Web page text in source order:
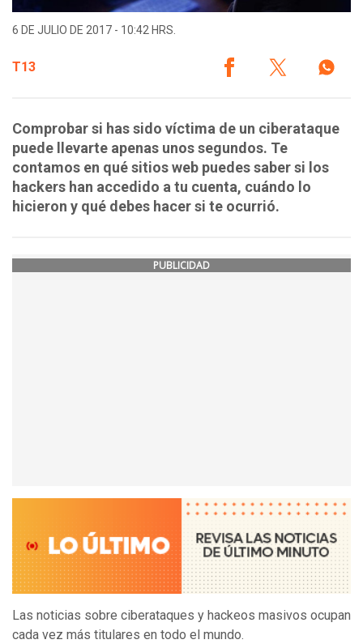
6 DE JULIO DE 2017 - 10:42 HRS.
T13
Comprobar si has sido víctima de un ciberataque
puede llevarte apenas unos segundos. Te
contamos en qué sitios web puedes saber si los
hackers han accedido a tu cuenta, cuándo lo
hicieron y qué debes hacer si te ocurrió.
PUBLICIDAD
Las noticias sobre ciberataques y hackeos masivos ocupan
cada vez más titulares en todo el mundo.